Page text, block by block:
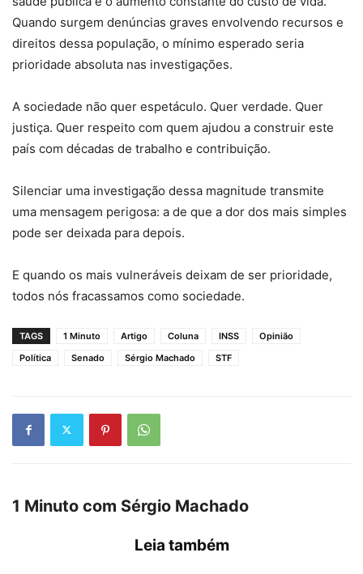
Quando surgem denúncias graves envolvendo recursos e
direitos dessa população, o mínimo esperado seria
prioridade absoluta nas investigações.
A sociedade não quer espetáculo. Quer verdade. Quer
justiça. Quer respeito com quem ajudou a construir este
país com décadas de trabalho e contribuição.
Silenciar uma investigação dessa magnitude transmite
uma mensagem perigosa: a de que a dor dos mais simples
pode ser deixada para depois.
E quando os mais vulneráveis deixam de ser prioridade,
todos nós fracassamos como sociedade.
TAGS 1 Minuto Artigo Coluna INSS
Opinião
Política
Senado Sérgio Machado STF
1 Minuto com Sérgio Machado
Leia também